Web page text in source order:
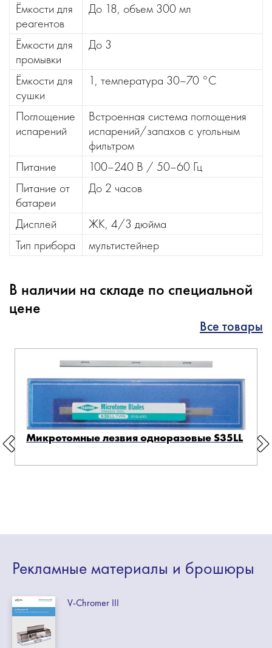
Ёмкости для
реагентов
До 18, объем 300 мл
Ёмкости для
промывки
До 3
Ёмкости для
сушки
1, температура 30–70 °C
Поглощение
испарений
Встроенная система поглощения
испарений/запахов с угольным
фильтром
Питание
100–240 В / 50–60 Гц
Питание от
батареи
До 2 часов
Дисплей
ЖК, 4/3 дюйма
Тип прибора
мультистейнер
В наличии на складе по специальной
цене
Все товары
Микротомные лезвия одноразовые S35LL
Рекламные материалы и брошюры
V-Chromer III